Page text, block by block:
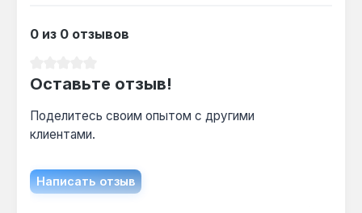
0 из 0 отзывов
Оставьте отзыв!
Поделитесь своим опытом с другими
клиентами.
Написать отзыв